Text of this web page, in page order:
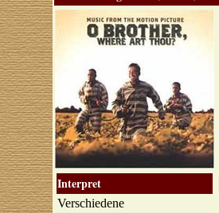
Interpret
Verschiedene